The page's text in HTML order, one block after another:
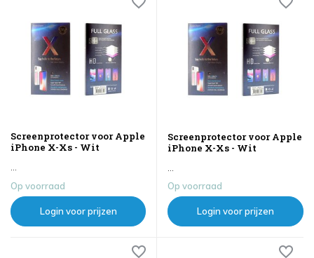
Screenprotector voor Apple
iPhone X-Xs - Wit
Op voorraad
Login voor prijzen
Screenprotector voor Apple
iPhone X-Xs - Wit
Op voorraad
Login voor prijzen